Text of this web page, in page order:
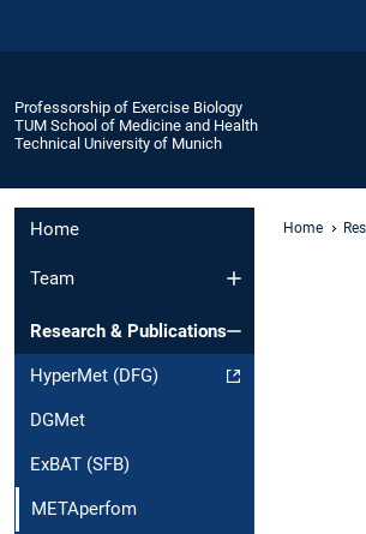
Professorship of Exercise Biology
TUM School of Medicine and Health
Technical University of Munich
Home
Team
Research & Publications
HyperMet (DFG)
DGMet
ExBAT (SFB)
METAperfom
Home